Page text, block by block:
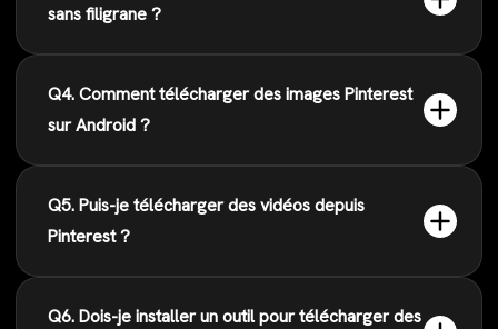
sans filigrane ?
Q4. Comment télécharger des images Pinterest
sur Android ?
Q5. Puis-je télécharger des vidéos depuis
Pinterest ?
Q6. Dois-je installer un outil pour télécharger des